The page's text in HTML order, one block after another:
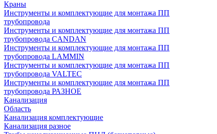
Краны
Инструменты и комплектующие для монтажа ПП
трубопровода
Инструменты и комплектующие для монтажа ПП
трубопровода CANDAN
Инструменты и комплектующие для монтажа ПП
трубопровода LAMMIN
Инструменты и комплектующие для монтажа ПП
трубопровода VALTEC
Инструменты и комплектующие для монтажа ПП
трубопровода РАЗНОЕ
Канализация
Область
Канализация комплектующие
Канализация разное